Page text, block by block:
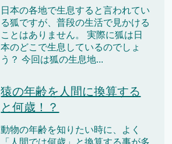
日本の各地で生息すると言われてい
る狐ですが、普段の生活で見かける
ことはありません。 実際に狐は日
本のどこで生息しているのでしょ
う？ 今回は狐の生息地...
猿の年齢を人間に換算する
と何歳！？
動物の年齢を知りたい時に、よく